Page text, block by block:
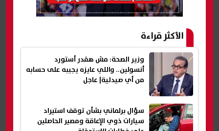
الأكثر قراءة
وزير الصحة: مش هقدر أستورد
أنسولين.. واللي عايزه يجيبه على حسابه
من أي صيدلية| عاجل
سؤال برلماني بشأن توقف استيراد
سيارات ذوي الإعاقة ومصير الحاصلين